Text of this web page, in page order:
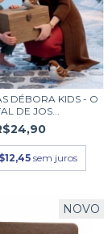
DÉBORA KIDS - O
DE JOS...
sem juros
NOVO